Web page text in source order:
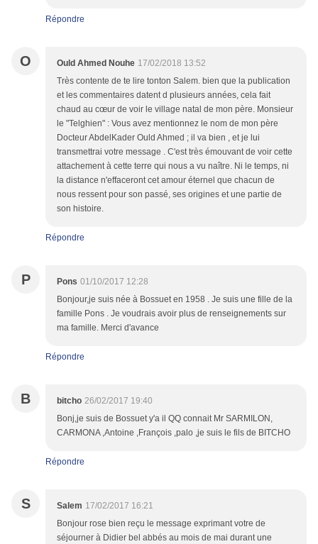
Répondre
O Ould Ahmed Nouhe 17/02/2018 13:52
Très contente de te lire tonton Salem. bien que la publication
et les commentaires datent d plusieurs années, cela fait
chaud au cœur de voir le village natal de mon père. Monsieur
le "Telghien" : Vous avez mentionnez le nom de mon père
Docteur AbdelKader Ould Ahmed ; il va bien , et je lui
transmettrai votre message . C'est très émouvant de voir cette
attachement à cette terre qui nous a vu naître. Ni le temps, ni
la distance n'effaceront cet amour éternel que chacun de
nous ressent pour son passé, ses origines et une partie de
son histoire.
Répondre
P Pons 01/10/2017 12:28
Bonjour,je suis née à Bossuet en 1958 . Je suis une fille de la
famille Pons . Je voudrais avoir plus de renseignements sur
ma famille. Merci d'avance
Répondre
B bitcho 26/02/2017 19:40
Bonj,je suis de Bossuet y'a il QQ connait Mr SARMILON,
CARMONA ,Antoine ,François ,palo ,je suis le fils de BITCHO
Répondre
S Salem 17/02/2017 16:21
Bonjour rose bien reçu le message exprimant votre de
séjourner à Didier bel abbés au mois de mai durant une